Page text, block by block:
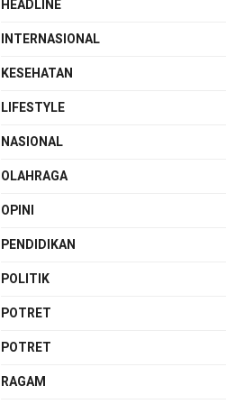
HEADLINE
INTERNASIONAL
KESEHATAN
LIFESTYLE
NASIONAL
OLAHRAGA
OPINI
PENDIDIKAN
POLITIK
POTRET
POTRET
RAGAM